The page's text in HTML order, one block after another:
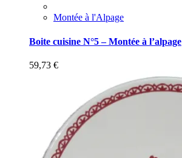
Montée à l'Alpage
Boite cuisine N°5 – Montée à l’alpage
59,73 €